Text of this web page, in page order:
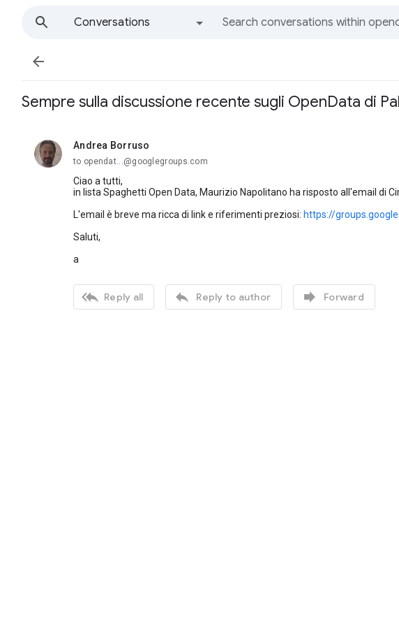
Conversations

Sempre sulla discussione recente sugli OpenData di
Andrea Borruso
unread,
to opendat...@googlegroups.com
Ciao a tutti,
in lista Spaghetti Open Data, Maurizio Napolitano ha risposto all'email di
L'email è breve ma ricca di link e riferimenti preziosi: https://
Saluti,
a
 Reply all  Reply to author  Forward